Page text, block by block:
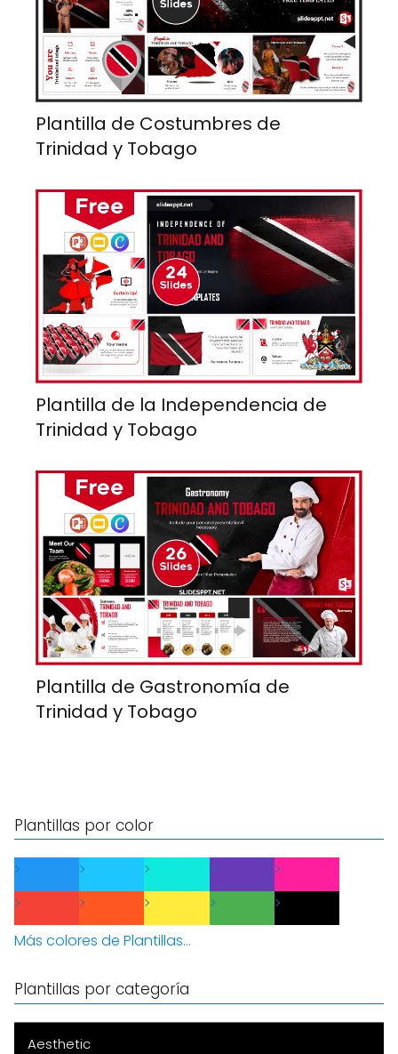
Plantilla de Costumbres de
Trinidad y Tobago
Plantilla de la Independencia de
Trinidad y Tobago
Plantilla de Gastronomía de
Trinidad y Tobago
Plantillas por color
Más colores de Plantillas...
Plantillas por categoría
Aesthetic